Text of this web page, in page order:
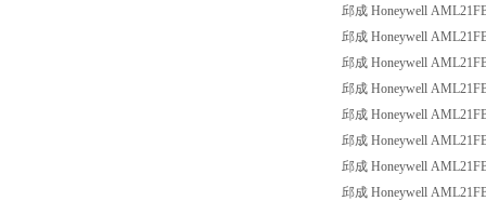
邱成 Honeywell
邱成 Honeywell
邱成 Honeywell
邱成 Honeywell
邱成 Honeywell
邱成 Honeywell
邱成 Honeywell
邱成 Honeywell